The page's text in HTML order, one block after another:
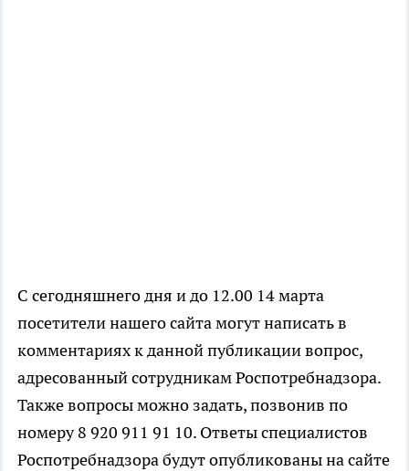
С сегодняшнего дня и до 12.00 14 марта
посетители нашего сайта могут написать в
комментариях к данной публикации вопрос,
адресованный сотрудникам Роспотребнадзора.
Также вопросы можно задать, позвонив по
номеру 8 920 911 91 10. Ответы специалистов
Роспотребнадзора будут опубликованы на сайте